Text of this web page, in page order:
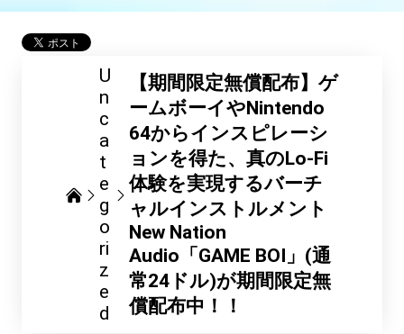
U
n
c
a
t
e
g
o
ri
z
e
d
【期間限定無償配布】ゲ
ームボーイやNintendo
64からインスピレーシ
ョンを得た、真のLo-Fi
体験を実現するバーチ
ャルインストルメント
New Nation
Audio「GAME BOI」(通
常24ドル)が期間限定無
償配布中！！